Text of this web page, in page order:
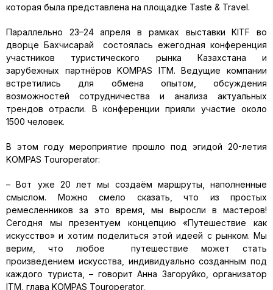
которая была представлена на площадке Taste & Travel.
Параллельно 23–24 апреля в рамках выставки KITF во
дворце Бахчисарай состоялась ежегодная конференция
участников туристического рынка Казахстана и
зарубежных партнёров KOMPAS ITM. Ведущие компании
встретились для обмена опытом, обсуждения
возможностей сотрудничества и анализа актуальных
трендов отрасли. В конференции прияли участие около
1500 человек.
В этом году мероприятие прошло под эгидой 20-летия
KOMPAS Touroperator:
– Вот уже 20 лет мы создаём маршруты, наполненные
смыслом. Можно смело сказать, что из простых
ремесленников за это время, мы выросли в мастеров!
Сегодня мы презентуем концепцию «Путешествие как
искусство» и хотим поделиться этой идеей с рынком. Мы
верим, что любое путешествие может стать
произведением искусства, индивидуально созданным под
каждого туриста, – говорит Анна Загоруйко, организатор
ITM, глава KOMPAS Touroperator.